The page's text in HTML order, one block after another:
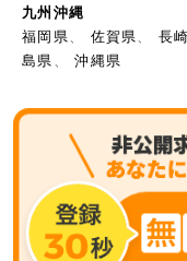
九州沖縄
福岡県
佐賀県 、長
島県
、沖縄県